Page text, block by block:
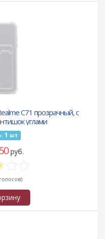
C71 прозрачный, с
углами
1 шт
руб.